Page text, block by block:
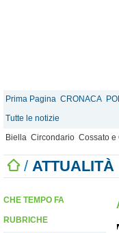
Prima Pagina CRONACA
Tutte le notizie
Biella Circondario Cossato e
/ ATTUALITÀ
CHE TEMPO FA
RUBRICHE